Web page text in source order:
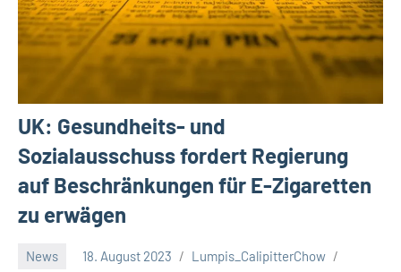
UK: Gesundheits- und
Sozialausschuss fordert Regierung
auf Beschränkungen für E-Zigaretten
zu erwägen
News 18. August 2023
Lumpis_CalipitterChow